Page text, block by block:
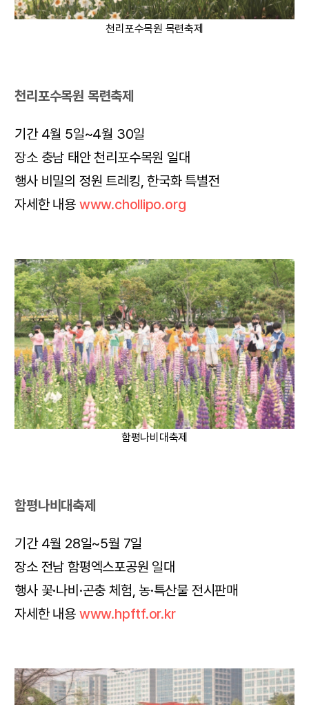
천리포수목원 목련축제
천리포수목원 목련축제
기간 4월 5일~4월 30일
장소 충남 태안 천리포수목원 일대
행사 비밀의 정원 트레킹, 한국화 특별전
자세한 내용 www.chollipo.org
함평나비대축제
함평나비대축제
기간 4월 28일~5월 7일
장소 전남 함평엑스포공원 일대
행사 꽃·나비·곤충 체험, 농·특산물 전시판매
자세한 내용 www.hpftf.or.kr